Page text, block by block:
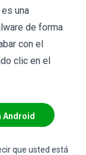
una
de forma
con el
clic en el
Android
que usted está